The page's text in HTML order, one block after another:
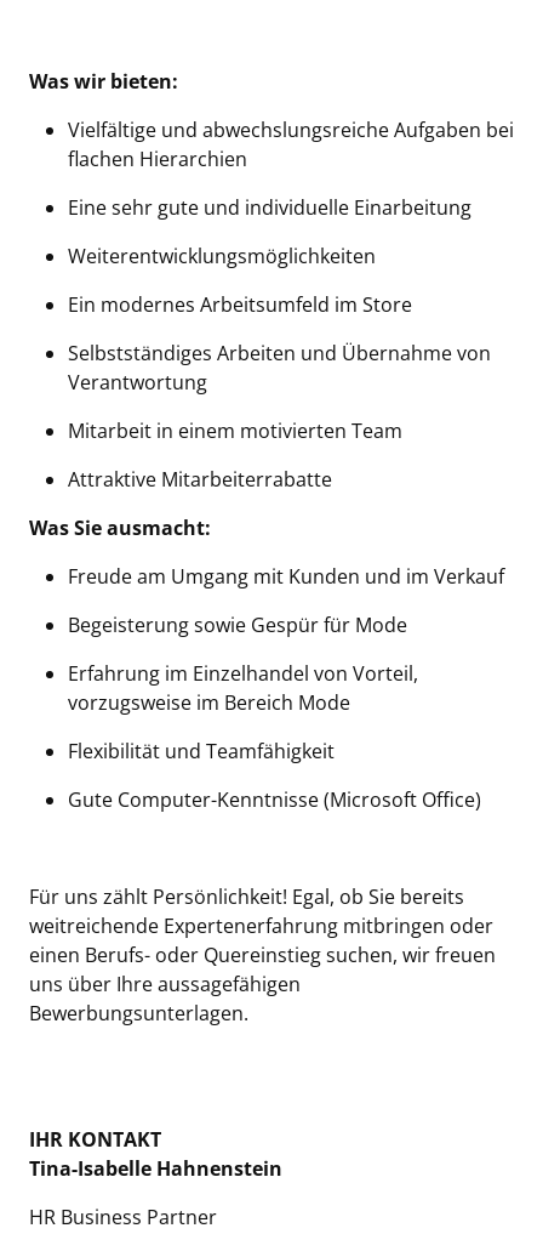
Was wir bieten:
Vielfältige und abwechslungsreiche Aufgaben bei
flachen Hierarchien
Eine sehr gute und individuelle Einarbeitung
Weiterentwicklungsmöglichkeiten
Ein modernes Arbeitsumfeld im Store
Selbstständiges Arbeiten und Übernahme von
Verantwortung
Mitarbeit in einem motivierten Team
Attraktive Mitarbeiterrabatte
Was Sie ausmacht:
Freude am Umgang mit Kunden und im Verkauf
Begeisterung sowie Gespür für Mode
Erfahrung im Einzelhandel von Vorteil,
vorzugsweise im Bereich Mode
Flexibilität und Teamfähigkeit
Gute Computer-Kenntnisse (Microsoft Office)
Für uns zählt Persönlichkeit! Egal, ob Sie bereits
weitreichende Expertenerfahrung mitbringen oder
einen Berufs- oder Quereinstieg suchen, wir freuen
uns über Ihre aussagefähigen
Bewerbungsunterlagen.
IHR KONTAKT
Tina-Isabelle Hahnenstein
HR Business Partner